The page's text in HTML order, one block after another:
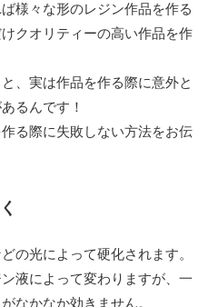
様々な形のレジン作品を作る
クオリティーの高い作品を作
、実は作品を作る際に意外と
るんです！
る際に失敗しない方法をお伝
の光によって硬化されます。
液によって変わりますが、一
なかなか効きません。